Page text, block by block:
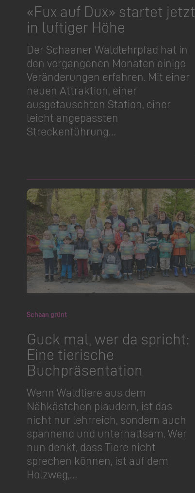
«Fux auf Dux» startet jetzt
in luftiger Höhe
Der Schaaner Waldlehrpfad hat in
den vergangenen Monaten einige
Veränderungen erfahren. Mit einer
neuen Attraktion, einer
ausgetauschten Station, einer
leicht angepassten
Streckenführung…
Schaan grünt
Guck mal, wer da spricht:
Eine tierische
Buchpräsentation
Wenn Waldtiere aus dem
Nähkästchen plaudern, ist das
nicht nur lehrreich, sondern auch
spannend und unterhaltsam. Wer
nun denkt, dass Tiere nicht
sprechen können, ist auf dem
Holzweg,…